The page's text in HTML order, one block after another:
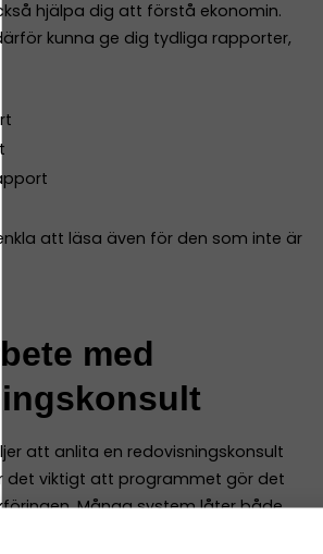
hjälpa dig att förstå ekonomin.
kunna ge dig tydliga rapporter,
att läsa även för den som inte är
med
att anlita en redovisningskonsult
det viktigt att programmet gör det
Många system låter både
arbeta i samma